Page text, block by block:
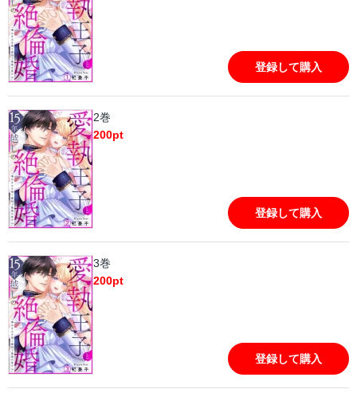
を迎えに来たという王子に、なぜか突然プロポーズされ…！？まさ
か、アレクなの…？「君に俺の全てを捧げる」身分を超えた重すぎ
る執着愛を奥まで注がれて――
登録して購入
2巻
200pt
登録して購入
3巻
200pt
登録して購入